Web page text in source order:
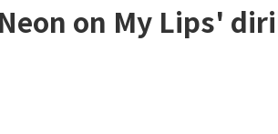
on My Lips'